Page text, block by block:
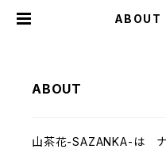
ABOUT
山茶花-SAZANKA-は ナ